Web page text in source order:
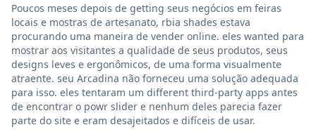
Poucos meses depois de getting seus negócios em feiras
locais e mostras de artesanato, rbia shades estava
procurando uma maneira de vender online. eles wanted para
mostrar aos visitantes a qualidade de seus produtos, seus
designs leves e ergonômicos, de uma forma visualmente
atraente. seu Arcadina não forneceu uma solução adequada
para isso. eles tentaram um different third-party apps antes
de encontrar o powr slider e nenhum deles parecia fazer
parte do site e eram desajeitados e difíceis de usar.